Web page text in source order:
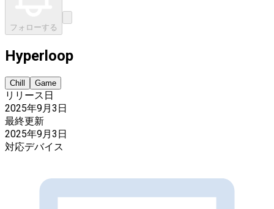
フォローする
Hyperloop
Chill Game
リリース日
2025年9月3日
最終更新
2025年9月3日
対応デバイス